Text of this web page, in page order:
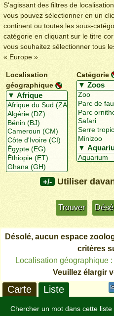
S'agissant des filtres de
vous pouvez sélectionner en un
continent ou toutes les sous-
catégorie en cliquant sur le titre
vous souhaitez sélectionner tous
« Europe ».
Localisation
géographique
Catégorie
+/- Utiliser
Désolé, aucun espace
critères
Localisation géographique
Veuillez élargir
Carte Liste
Chercher un mot dans cette liste